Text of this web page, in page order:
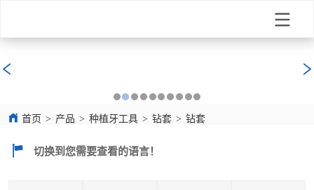
首页 > 产品 > 种植牙工具 > 钻套 > 钻套
切换到您需要查看的语言！